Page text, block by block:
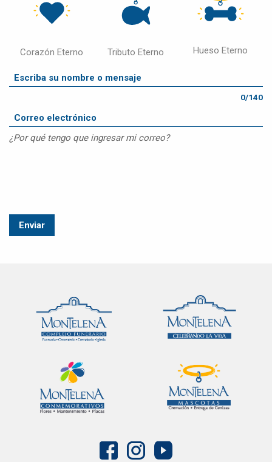
Corazón Eterno Tributo Eterno Hueso Eterno
0/140
¿Por qué tengo que ingresar mi correo?